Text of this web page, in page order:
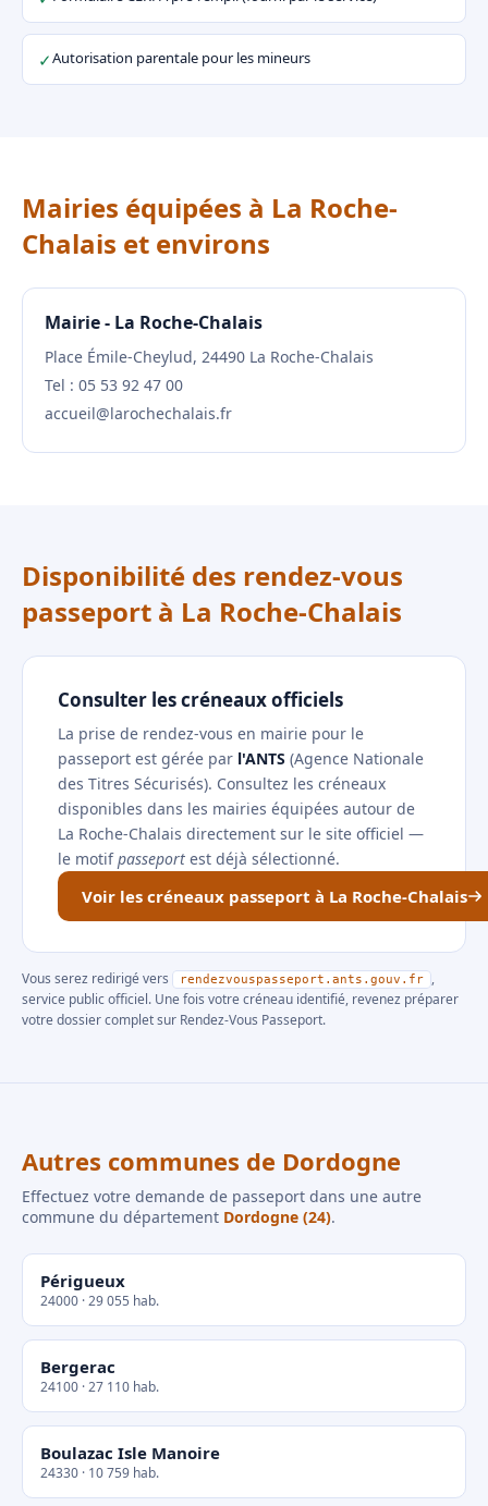
✓Autorisation parentale pour les mineurs
Mairies équipées à La Roche-
Chalais et environs
Mairie - La Roche-Chalais
Place Émile-Cheylud, 24490 La Roche-Chalais
Tel : 05 53 92 47 00
accueil@larochechalais.fr
Disponibilité des rendez-vous
passeport à La Roche-Chalais
Consulter les créneaux officiels
La prise de rendez-vous en mairie pour le
passeport est gérée par l'ANTS (Agence Nationale
des Titres Sécurisés). Consultez les créneaux
disponibles dans les mairies équipées autour de
La Roche-Chalais directement sur le site officiel —
le motifpasseport est déjà sélectionné.
Voir les créneaux passeport à La Roche-Chalais
Vous serez redirigé vers rendezvouspasseport.ants.gouv.fr
,
service public officiel. Une fois votre créneau identifié, revenez préparer
votre dossier complet sur Rendez-Vous Passeport.
Autres communes de Dordogne
Effectuez votre demande de passeport dans une autre
commune du département Dordogne (24).
Périgueux
24000 · 29 055 hab.
Bergerac
24100 · 27 110 hab.
Boulazac Isle Manoire
24330 · 10 759 hab.